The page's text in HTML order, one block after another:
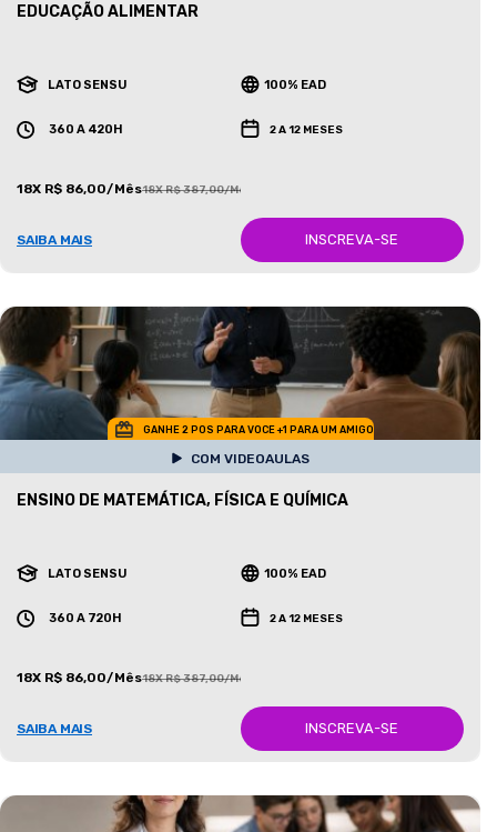
EDUCAÇÃO ALIMENTAR
LATO SENSU 100% EAD
360 A 420H 2 A 12 MESES
18X R$ 86,00/Mês18X R$ 387,00/Mês
SAIBA MAIS INSCREVA-SE
GANHE 2 POS PARA VOCE +1 PARA UM AMIGO
COM VIDEOAULAS
ENSINO DE MATEMÁTICA, FÍSICA E QUÍMICA
LATO SENSU 100% EAD
360 A 720H 2 A 12 MESES
18X R$ 86,00/Mês18X R$ 387,00/Mês
SAIBA MAIS INSCREVA-SE